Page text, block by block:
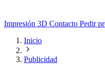
Impresión 3D Contacto Pedir
Inicio
Publicidad